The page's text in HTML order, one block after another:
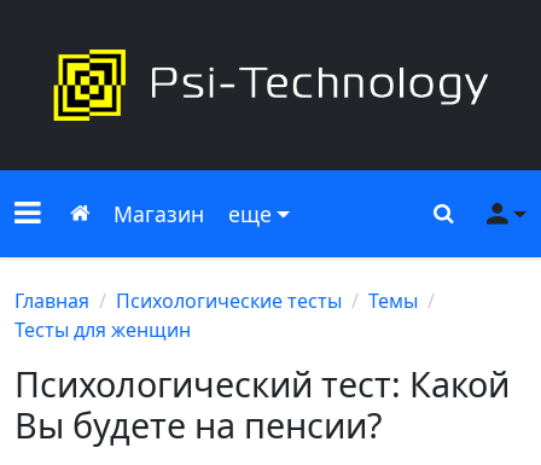
Меню сайта
Главная
Магазин еще Поиск
Главная Психологические тесты
Темы
Тесты для женщин
Психологический тест: Какой
Вы будете на пенсии?